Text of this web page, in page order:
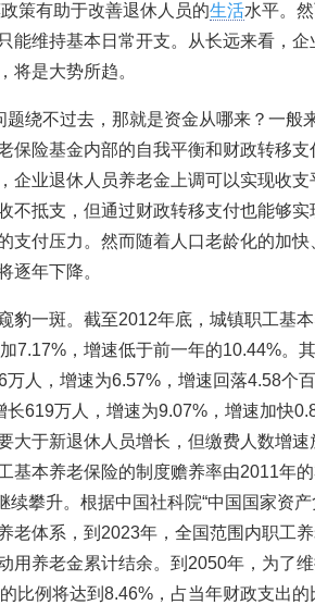
策有助于改善退休人员的生活水平。
能维持基本日常开支。从长远来看，
将是大势所趋。
题绕不过去，那就是资金从哪来？一般
保险基金内部的自我平衡和财政转移
企业退休人员养老金上调可以实现收支
不抵支，但通过财政转移支付也能够实
支付压力。然而随着人口老龄化的加快
逐年下降。
豹一斑。截至2012年底，城镇职工基
7.17%，增速低于前一年的10.44%。
万人，增速为6.57%，增速回落4.58个
长619万人，增速为9.07%，增速加快
大于新退休人员增长，但缴费人数增
基本养老保险的制度赡养率由2011年
攀升。根据中国社科院“中国国家资产
老体系，到2023年，全国范围内职工
用养老金累计结余。到2050年，为了维
比例将达到8.46%，占当年财政支出的